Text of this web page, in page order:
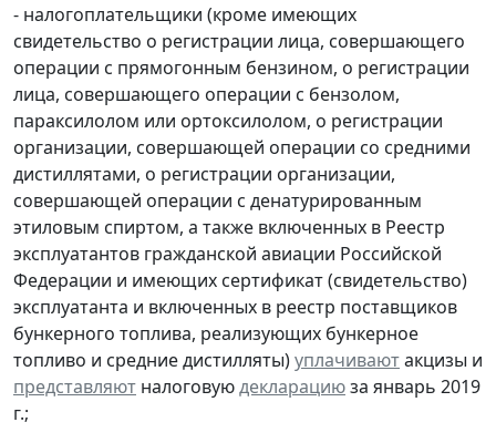
- налогоплательщики (кроме имеющих
свидетельство о регистрации лица, совершающего
операции с прямогонным бензином, о регистрации
лица, совершающего операции с бензолом,
параксилолом или ортоксилолом, о регистрации
организации, совершающей операции со средними
дистиллятами, о регистрации организации,
совершающей операции с денатурированным
этиловым спиртом, а также включенных в Реестр
эксплуатантов гражданской авиации Российской
Федерации и имеющих сертификат (свидетельство)
эксплуатанта и включенных в реестр поставщиков
бункерного топлива, реализующих бункерное
топливо и средние дистилляты)уплачиваютакцизы и
представляют налоговуюдекларациюза январь 2019
г.;